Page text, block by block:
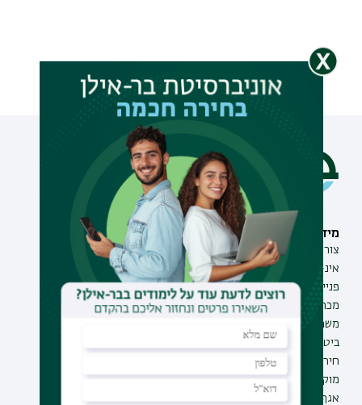
מידע וסיוע
צור קשר
אינ-בר מידע אישי לסטודנט
פנייה למנהל האתר
מכרזים
משרות בבר-אילן
ביטחון ובטיחות
חירום ועזרה ראשונה
מוקד בקרה לדיווחים
אגף התקשוב
תחומי לימוד
תואר ראשון
תואר שני
תואר שלישי
מכינות